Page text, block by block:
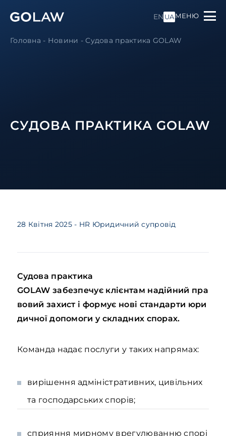
EN UAМЕНЮ
Головна - Новини - Судова практика GOLAW
СУДОВА ПРАКТИКА GOLAW
28 Квітня 2025 - HR Юридичний супровід
Судова практика
GOLAW забезпечує клієнтам надійний пра
вовий захист і формує нові стандарти юри
дичної допомоги у складних спорах.
Команда надає послуги у таких напрямах:
вирішення адміністративних, цивільних
та господарських спорів;
сприяння мирному врегулюванню спорі